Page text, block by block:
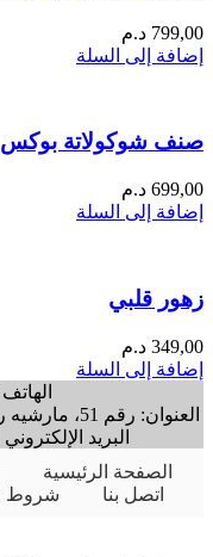
799,00 د.م
إضافة إلى السلة
صنف شوكولاتة بوكس
699,00 د.م
إضافة إلى السلة
زهور قلبي
349,00 د.م
إضافة إلى السلة
العنوان: رقم 51، مارشيه ريفييرا، شارع غاندي، الدار البيضاء 20000
البريد
الصفحة الرئيسية
اتصل بنا
شروط